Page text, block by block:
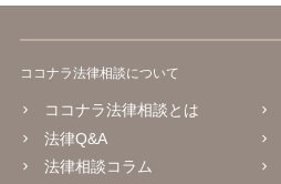
ココナラ法律相談について
ココナラ法律相談とは
法律Q&A
法律相談コラム